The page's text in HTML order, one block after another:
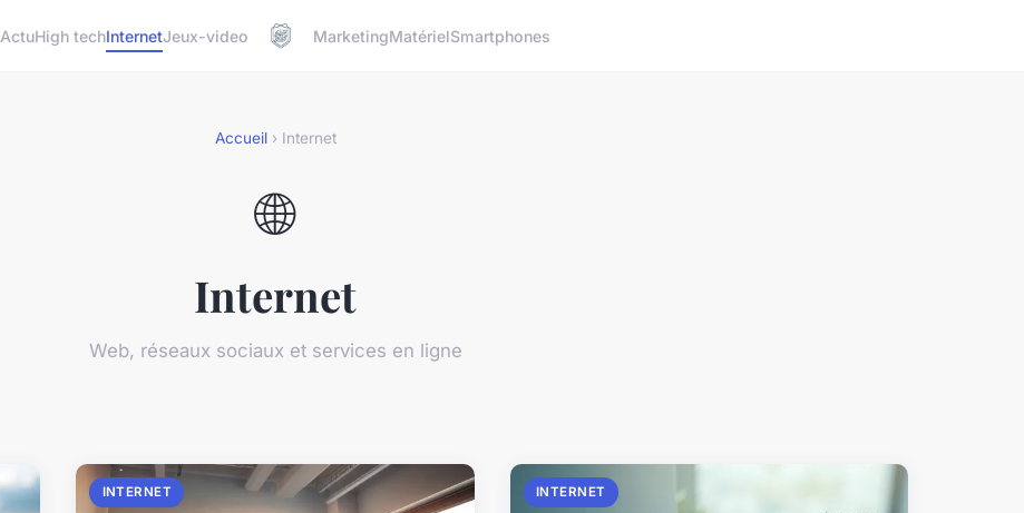
ActuHigh techInternetJeux-video MarketingMatérielSmartphones
Accueil› Internet
🌐
Internet
Web, réseaux sociaux et services en ligne
INTERNET INTERNET